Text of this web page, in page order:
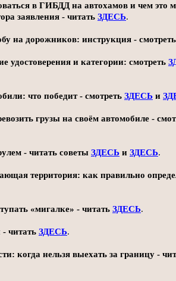
в ГИБДД на автохамов и чем это
заявления - читать ЗДЕСЬ.
на дорожников: инструкция -
удостоверения и категории: смотреть
что победит - смотреть ЗДЕСЬ и
грузы на своём автомобиле -
- читать советы ЗДЕСЬ и ЗДЕСЬ.
территория: как правильно
«мигалке» - читать ЗДЕСЬ.
читать ЗДЕСЬ.
когда нельзя выехать за границу -